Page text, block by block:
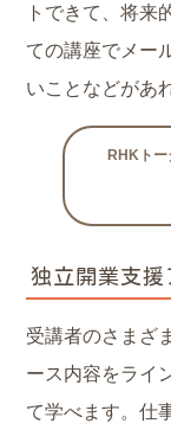
トできて、将来
ての講座でメー
いことなどがあ
RHKト
独立開業支
受講者のさまざ
ース内容をライ
て学べます。仕